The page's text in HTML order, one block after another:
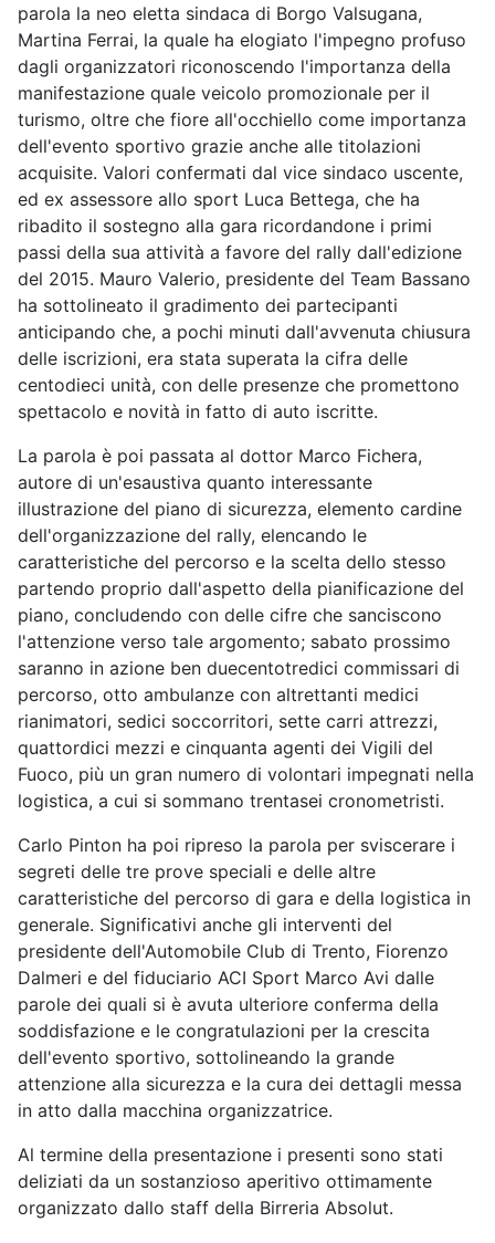
parola la neo eletta sindaca di Borgo Valsugana,
Martina Ferrai, la quale ha elogiato l'impegno profuso
dagli organizzatori riconoscendo l'importanza della
manifestazione quale veicolo promozionale per il
turismo, oltre che fiore all'occhiello come importanza
dell'evento sportivo grazie anche alle titolazioni
acquisite. Valori confermati dal vice sindaco uscente,
ed ex assessore allo sport Luca Bettega, che ha
ribadito il sostegno alla gara ricordandone i primi
passi della sua attività a favore del rally dall'edizione
del 2015. Mauro Valerio, presidente del Team Bassano
ha sottolineato il gradimento dei partecipanti
anticipando che, a pochi minuti dall'avvenuta chiusura
delle iscrizioni, era stata superata la cifra delle
centodieci unità, con delle presenze che promettono
spettacolo e novità in fatto di auto iscritte.
La parola è poi passata al dottor Marco Fichera,
autore di un'esaustiva quanto interessante
illustrazione del piano di sicurezza, elemento cardine
dell'organizzazione del rally, elencando le
caratteristiche del percorso e la scelta dello stesso
partendo proprio dall'aspetto della pianificazione del
piano, concludendo con delle cifre che sanciscono
l'attenzione verso tale argomento; sabato prossimo
saranno in azione ben duecentotredici commissari di
percorso, otto ambulanze con altrettanti medici
rianimatori, sedici soccorritori, sette carri attrezzi,
quattordici mezzi e cinquanta agenti dei Vigili del
Fuoco, più un gran numero di volontari impegnati nella
logistica, a cui si sommano trentasei cronometristi.
Carlo Pinton ha poi ripreso la parola per sviscerare i
segreti delle tre prove speciali e delle altre
caratteristiche del percorso di gara e della logistica in
generale. Significativi anche gli interventi del
presidente dell'Automobile Club di Trento, Fiorenzo
Dalmeri e del fiduciario ACI Sport Marco Avi dalle
parole dei quali si è avuta ulteriore conferma della
soddisfazione e le congratulazioni per la crescita
dell'evento sportivo, sottolineando la grande
attenzione alla sicurezza e la cura dei dettagli messa
in atto dalla macchina organizzatrice.
Al termine della presentazione i presenti sono stati
deliziati da un sostanzioso aperitivo ottimamente
organizzato dallo staff della Birreria Absolut.